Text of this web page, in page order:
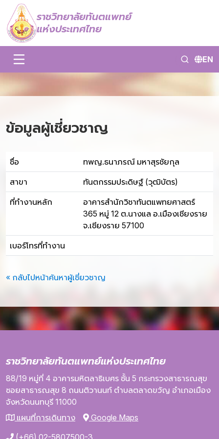
ราชวิทยาลัยทันตแพทย์
แห่งประเทศไทย
EN
ข้อมูลผู้เชี่ยวชาญ
ชื่อ ทพญ.ธนาภรณ์ มหาสุรชัยกุล
สาขา ทันตกรรมประดิษฐ์ (วุฒิบัตร)
ที่ทำงานหลัก
อาคารสำนักวิชาทันตแพทยศาสตร์
365 หมู่ 12 ต.นางแล อ.เมืองเชียงราย
จ.เชียงราย 57100
เบอร์โทรที่ทำงาน
« กลับไปหน้าค้นหาผู้เชี่ยวชาญ
ราชวิทยาลัยทันตแพทย์แห่งประเทศไทย
88/19 หมู่ที่ 4 อาคารมหิตลาธิเบศร ชั้น 5 กระทรวงสาธารณสุข
ซอยสาธารณสุข 8 ถนนติวานนท์ ตำบลตลาดขวัญ อำเภอเมือง
จังหวัดนนทบุรี 11000
แผนที่การเดินทาง
Google Maps
(+66) 02-5807500-3